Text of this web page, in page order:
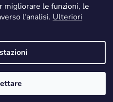
migliorare le funzioni, le
l'analisi. Ulteriori
da Shoptet